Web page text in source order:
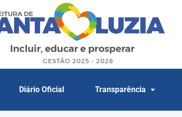
Diário Oficial Transparência